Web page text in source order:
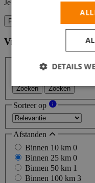
Je kunt vacature-alerts op
Filters
Vind hier de baan
Zoeken Zoeken
Sorteer op
Afstanden
Binnen 10 km 0
Binnen 25 km 0
Binnen 50 km 1
Binnen 100 km 3
DETAILS